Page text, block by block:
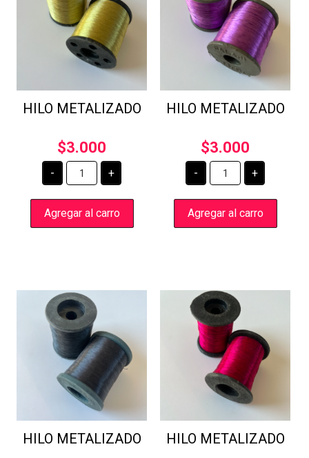
HILO METALIZADO
$3.000
-
HILO
METALIZADO
cantidad
+
Agregar al carro
HILO METALIZADO
$3.000
-
HILO
METALIZADO
cantidad
+
Agregar al carro
HILO METALIZADO HILO METALIZADO